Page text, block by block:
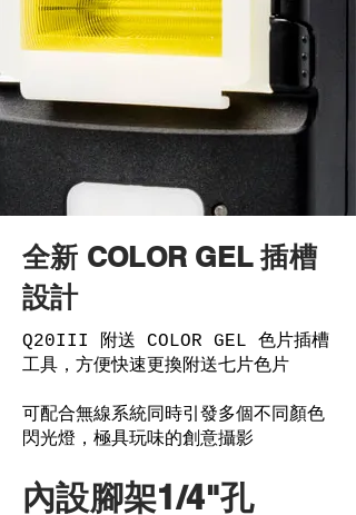
全新 COLOR GEL 插槽
設計
Q20III 附送 COLOR GEL 色片插槽
工具，方便快速更換附送七片色片
可配合無線系統同時引發多個不同顏色
閃光燈，極具玩味的創意攝影
內設腳架1/4"孔